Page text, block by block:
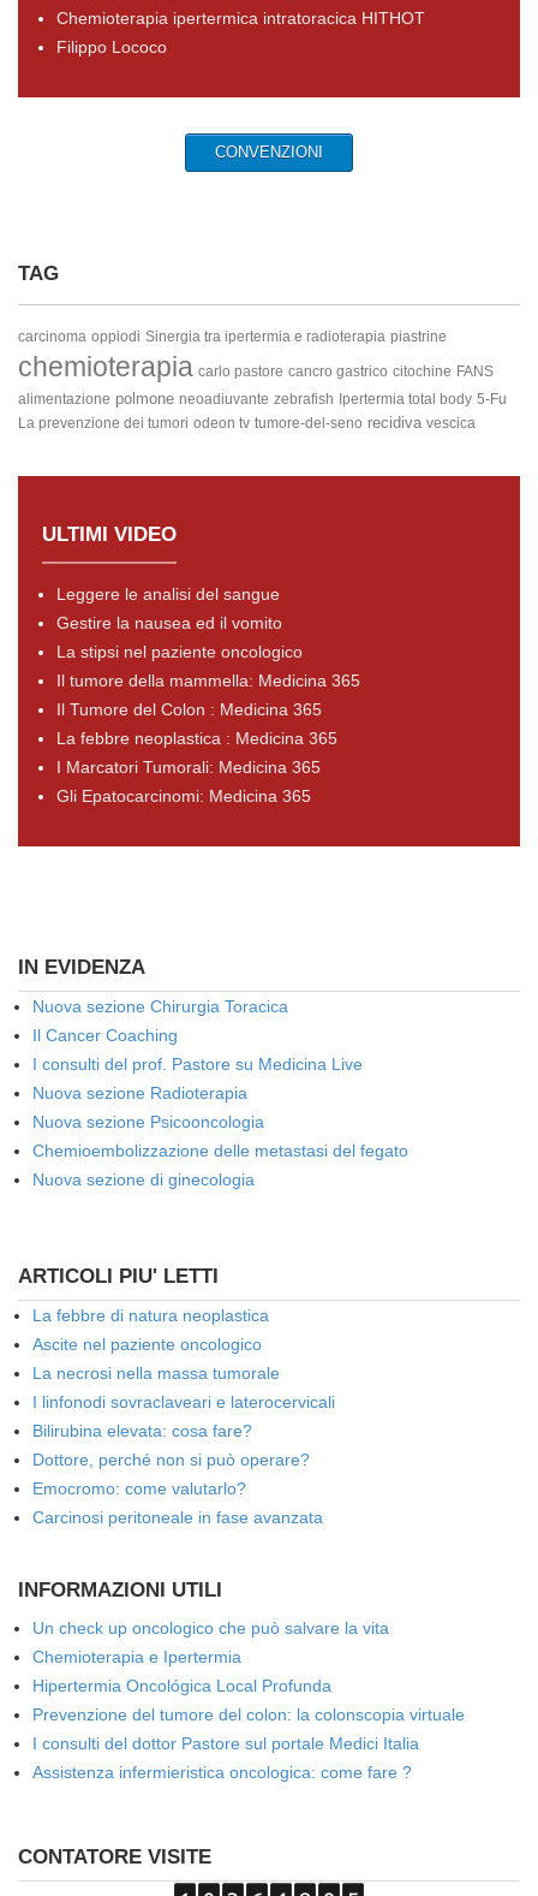
Chemioterapia ipertermica intratoracica HITHOT
Filippo Lococo
CONVENZIONI
TAG
carcinoma oppiodi Sinergia tra ipertermia e radioterapia piastrine
chemioterapia carlo pastore cancro gastrico citochine FANS
alimentazione polmone neoadiuvante zebrafish Ipertermia total body 5-Fu
La prevenzione dei tumori odeon tv tumore-del-seno recidiva vescica
ULTIMI VIDEO
Leggere le analisi del sangue
Gestire la nausea ed il vomito
La stipsi nel paziente oncologico
Il tumore della mammella: Medicina 365
Il Tumore del Colon : Medicina 365
La febbre neoplastica : Medicina 365
I Marcatori Tumorali: Medicina 365
Gli Epatocarcinomi: Medicina 365
IN EVIDENZA
Nuova sezione Chirurgia Toracica
Il Cancer Coaching
I consulti del prof. Pastore su Medicina Live
Nuova sezione Radioterapia
Nuova sezione Psicooncologia
Chemioembolizzazione delle metastasi del fegato
Nuova sezione di ginecologia
ARTICOLI PIU' LETTI
La febbre di natura neoplastica
Ascite nel paziente oncologico
La necrosi nella massa tumorale
I linfonodi sovraclaveari e laterocervicali
Bilirubina elevata: cosa fare?
Dottore, perché non si può operare?
Emocromo: come valutarlo?
Carcinosi peritoneale in fase avanzata
INFORMAZIONI UTILI
Un check up oncologico che può salvare la vita
Chemioterapia e Ipertermia
Hipertermia Oncológica Local Profunda
Prevenzione del tumore del colon: la colonscopia virtuale
I consulti del dottor Pastore sul portale Medici Italia
Assistenza infermieristica oncologica: come fare ?
CONTATORE VISITE